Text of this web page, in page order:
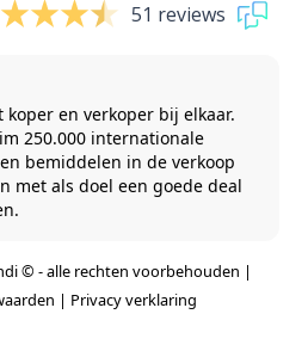
51 reviews
koper en verkoper bij elkaar.
250.000 internationale
bemiddelen in de verkoop
met als doel een goede deal
© - alle rechten voorbehouden |
| Privacy verklaring